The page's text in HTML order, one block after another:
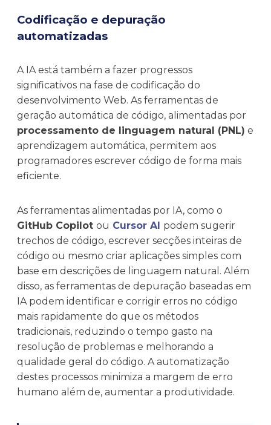
Codificação e depuração
automatizadas
A IA está também a fazer progressos
significativos na fase de codificação do
desenvolvimento Web. As ferramentas de
geração automática de código, alimentadas por
processamento de linguagem natural (PNL) e
aprendizagem automática, permitem aos
programadores escrever código de forma mais
eficiente.
As ferramentas alimentadas por IA, como o
GitHub Copilot ou Cursor AI podem sugerir
trechos de código, escrever secções inteiras de
código ou mesmo criar aplicações simples com
base em descrições de linguagem natural. Além
disso, as ferramentas de depuração baseadas em
IA podem identificar e corrigir erros no código
mais rapidamente do que os métodos
tradicionais, reduzindo o tempo gasto na
resolução de problemas e melhorando a
qualidade geral do código. A automatização
destes processos minimiza a margem de erro
humano além de, aumentar a produtividade.